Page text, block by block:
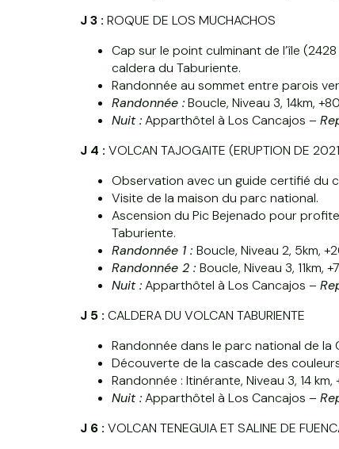
J 3 : ROQUE DE LOS MUCHACHOS
Cap sur le point culminant de l’île
caldera du Taburiente.
Randonnée au sommet entre parois
Randonnée :Boucle, Niveau 3, 14km,
Nuit :Apparthôtel à Los Cancajos –
J 4 : VOLCAN TAJOGAITE (ERUPTION DE
Observation avec un guide certifié du
Visite de la maison du parc national.
Ascension du Pic Bejenado pour
Taburiente.
Randonnée 1 : Boucle, Niveau 2, 5km,
Randonnée 2 : Boucle, Niveau 3, 11km,
Nuit :Apparthôtel à Los Cancajos –
J 5 : CALDERA DU VOLCAN TABURIENTE
Randonnée dans le parc national de la
Découverte de la cascade des
Randonnée : Itinérante, Niveau 3, 14
Nuit :Apparthôtel à Los Cancajos –
J 6 : VOLCAN TENEGUIA ET SALINE DE